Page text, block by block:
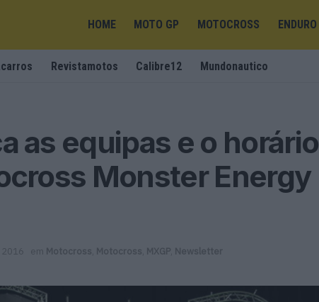
HOME MOTO GP MOTOCROSS ENDURO
Revistamotos Calibre12 Mundonautico
as equipas e o horário
Monster Energy
em Motocross Motocross MXGP Newsletter